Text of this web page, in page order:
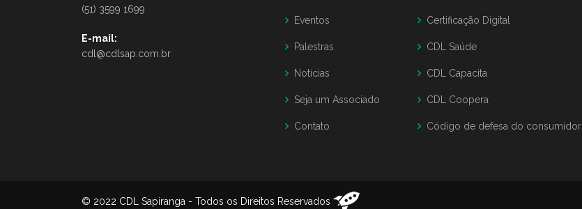
(51) 3599 1699
E-mail:
cdl@cdlsap.com.br
Eventos
Palestras
Notícias
Seja um Associado
Contato
Certificação Digital
CDL Saúde
CDL Capacita
CDL Coopera
Código de defesa do consumidor
© 2022 CDL Sapiranga - Todos os Direitos Reservados